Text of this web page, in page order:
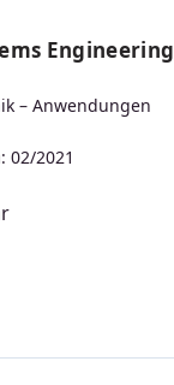
Engineering
– Anwendungen
02/2021